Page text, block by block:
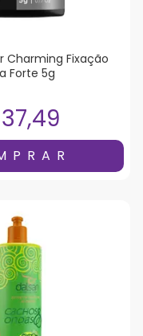
Charming Fixação
Forte 5g